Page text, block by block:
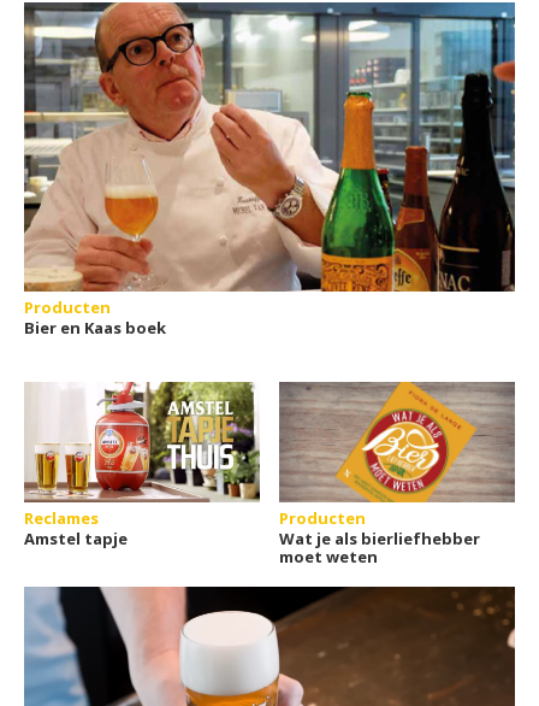
Producten
Bier en Kaas boek
Reclames
Amstel tapje
Producten
Wat je als bierliefhebber
moet weten